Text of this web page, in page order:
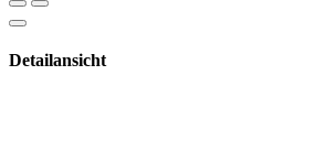
Detailansicht